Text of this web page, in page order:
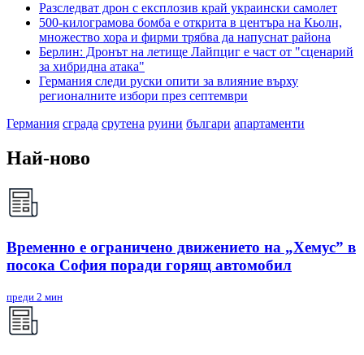
Разследват дрон с експлозив край украински самолет
500-килограмова бомба е открита в центъра на Кьолн,
множество хора и фирми трябва да напуснат района
Берлин: Дронът на летище Лайпциг е част от "сценарий
за хибридна атака"
Германия следи руски опити за влияние върху
регионалните избори през септември
Германия сграда срутена руини българи апартаменти
Най-ново
Временно е ограничено движението на „Хемус” в
посока София поради горящ автомобил
преди 2 мин